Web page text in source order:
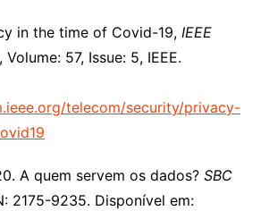
in the time of Covid-19, IEEE
Volume: 57, Issue: 5, IEEE.
telecom/security/privacy-
A quem servem os dados? SBC
2175-9235. Disponível em: